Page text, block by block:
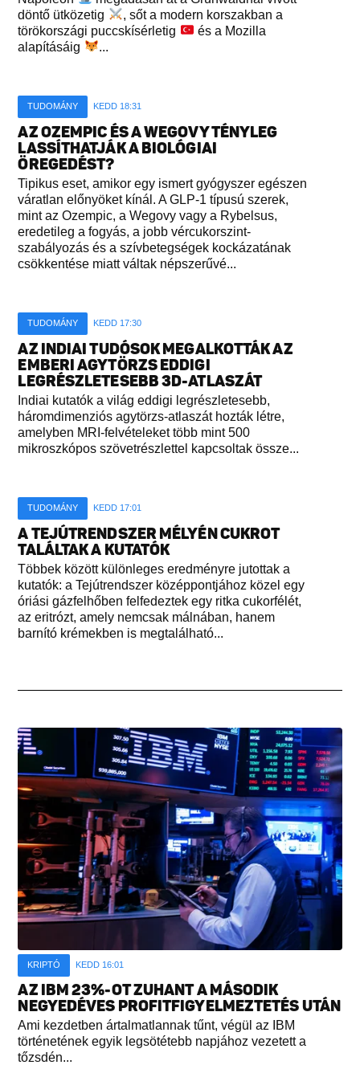
döntő ütközetig
, sőt a modern korszakban a
törökországi puccskísérletig
és a Mozilla
alapításáig
...
TUDOMÁNY KEDD 18:31
AZ OZEMPIC ÉS A WEGOVY TÉNYLEG
LASSÍTHATJÁK A BIOLÓGIAI
ÖREGEDÉST?
Tipikus eset, amikor egy ismert gyógyszer egészen
váratlan előnyöket kínál. A GLP-1 típusú szerek,
mint az Ozempic, a Wegovy vagy a Rybelsus,
eredetileg a fogyás, a jobb vércukorszint-
szabályozás és a szívbetegségek kockázatának
csökkentése miatt váltak népszerűvé...
TUDOMÁNY KEDD 17:30
AZ INDIAI TUDÓSOK MEGALKOTTÁK AZ
EMBERI AGYTÖRZS EDDIGI
LEGRÉSZLETESEBB 3D-ATLASZÁT
Indiai kutatók a világ eddigi legrészletesebb,
háromdimenziós agytörzs-atlaszát hozták létre,
amelyben MRI-felvételeket több mint 500
mikroszkópos szövetrészlettel kapcsoltak össze...
TUDOMÁNY KEDD 17:01
A TEJÚTRENDSZER MÉLYÉN CUKROT
TALÁLTAK A KUTATÓK
Többek között különleges eredményre jutottak a
kutatók: a Tejútrendszer középpontjához közel egy
óriási gázfelhőben felfedeztek egy ritka cukorfélét,
az eritrózt, amely nemcsak málnában, hanem
barnító krémekben is megtalálható...
KRIPTÓ KEDD 16:01
AZ IBM 23%-OT ZUHANT A MÁSODIK
NEGYEDÉVES PROFITFIGYELMEZTETÉS UTÁN
Ami kezdetben ártalmatlannak tűnt, végül az IBM
történetének egyik legsötétebb napjához vezetett a
tőzsdén...